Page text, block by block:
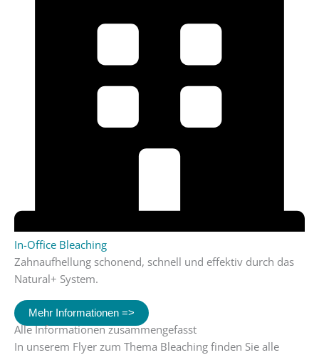
In-Office Bleaching
Zahnaufhellung schonend, schnell und effektiv durch das
Natural+ System.
Mehr Informationen =>
Alle Informationen zusammengefasst
In unserem Flyer zum Thema Bleaching finden Sie alle